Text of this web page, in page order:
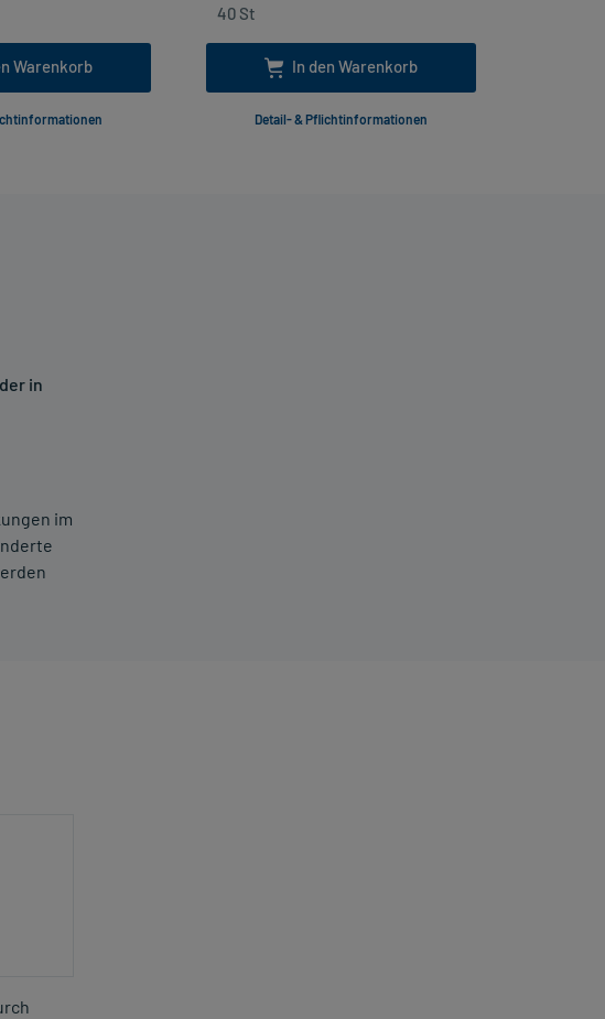
in
im
Warenkorb In den Warenkorb
Detail- & Pflichtinformationen